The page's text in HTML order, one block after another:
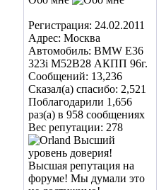
Регистрация: 24.02.2011
Адрес: Москва
Автомобиль: BMW E36
323i M52B28 АКПП 96г.
Сообщений: 13,236
Сказал(а) спасибо: 2,521
Поблагодарили 1,656
раз(а) в 958 сообщениях
Вес репутации: 278